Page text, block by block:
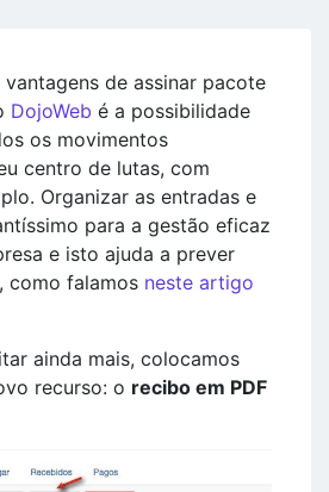
de assinar pacote
DojoWeb é a possibilidade
os movimentos
centro de lutas, com
Organizar as entradas e
para a gestão eficaz
e isto ajuda a prever
como falamos neste artigo
ainda mais, colocamos
recurso: o recibo em PDF